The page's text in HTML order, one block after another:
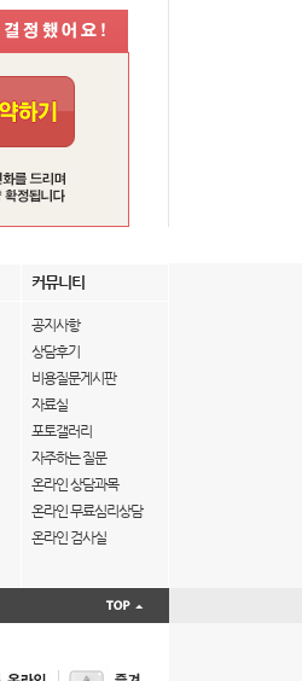
커뮤니티
공지사항
상담후기
비용질문게시판
자료실
포토갤러리
자주하는 질문
온라인 상담과목
온라인 무료심리상담
온라인 검사실